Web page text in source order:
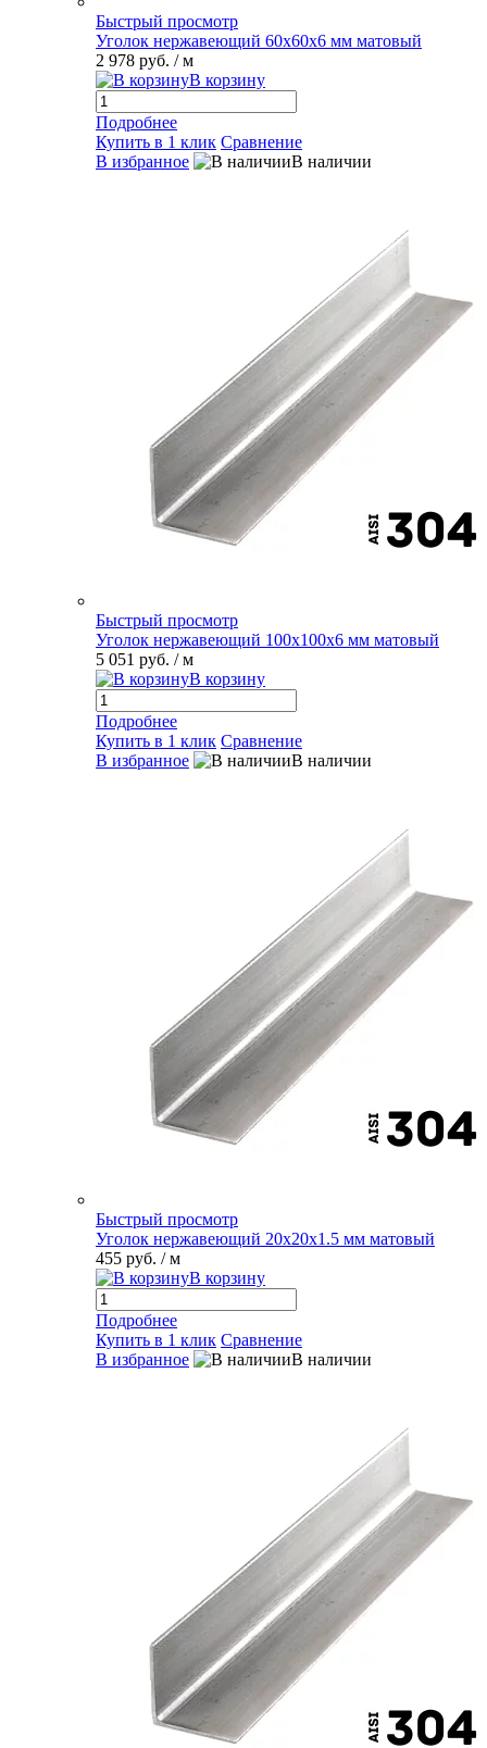
Быстрый просмотр
Уголок нержавеющий 60х60х6 мм матовый
2 978 руб. / м
В корзину
Подробнее
Купить в 1 клик Сравнение
В избранное
В наличии
Быстрый просмотр
Уголок нержавеющий 100х100х6 мм матовый
5 051 руб. / м
В корзину
Подробнее
Купить в 1 клик Сравнение
В избранное
В наличии
Быстрый просмотр
Уголок нержавеющий 20х20х1.5 мм матовый
455 руб. / м
В корзину
Подробнее
Купить в 1 клик Сравнение
В избранное
В наличии